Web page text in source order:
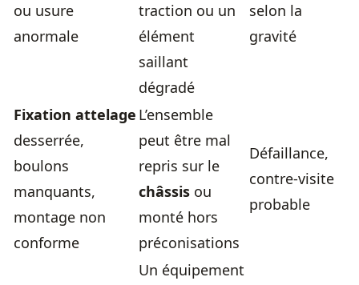
ou usure
anormale
traction ou un
élément
saillant
dégradé
selon la
gravité
Fixation attelage
desserrée,
boulons
manquants,
montage non
conforme
L’ensemble
peut être mal
repris sur le
châssis ou
monté hors
préconisations
Défaillance,
contre-visite
probable
Un équipement